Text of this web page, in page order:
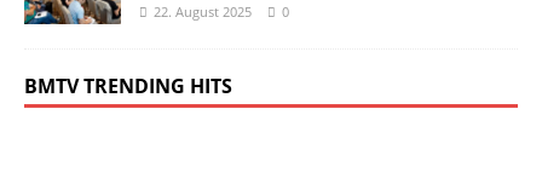
22. August 2025 0
BMTV TRENDING HITS